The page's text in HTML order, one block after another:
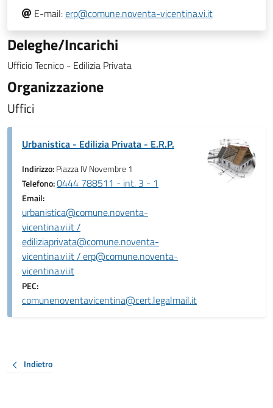
E-mail:erp@comune.noventa-vicentina.vi.it
Deleghe/Incarichi
Ufficio Tecnico - Edilizia Privata
Organizzazione
Uffici
Urbanistica - Edilizia Privata - E.R.P.
Indirizzo:Piazza IV Novembre 1
Telefono:0444 788511 - int. 3 - 1
Email:
urbanistica@comune.noventa-
vicentina.vi.it /
ediliziaprivata@comune.noventa-
vicentina.vi.it / erp@comune.noventa-
vicentina.vi.it
PEC:
comunenoventavicentina@cert.legalmail.it
Indietro